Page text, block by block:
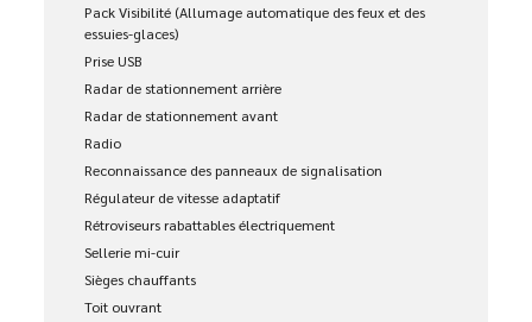
Pack Visibilité (Allumage automatique des feux et des
essuies-glaces)
Prise USB
Radar de stationnement arrière
Radar de stationnement avant
Radio
Reconnaissance des panneaux de signalisation
Régulateur de vitesse adaptatif
Rétroviseurs rabattables électriquement
Sellerie mi-cuir
Sièges chauffants
Toit ouvrant